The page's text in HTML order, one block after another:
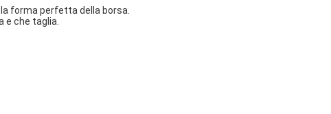
forma perfetta della borsa.
che taglia.